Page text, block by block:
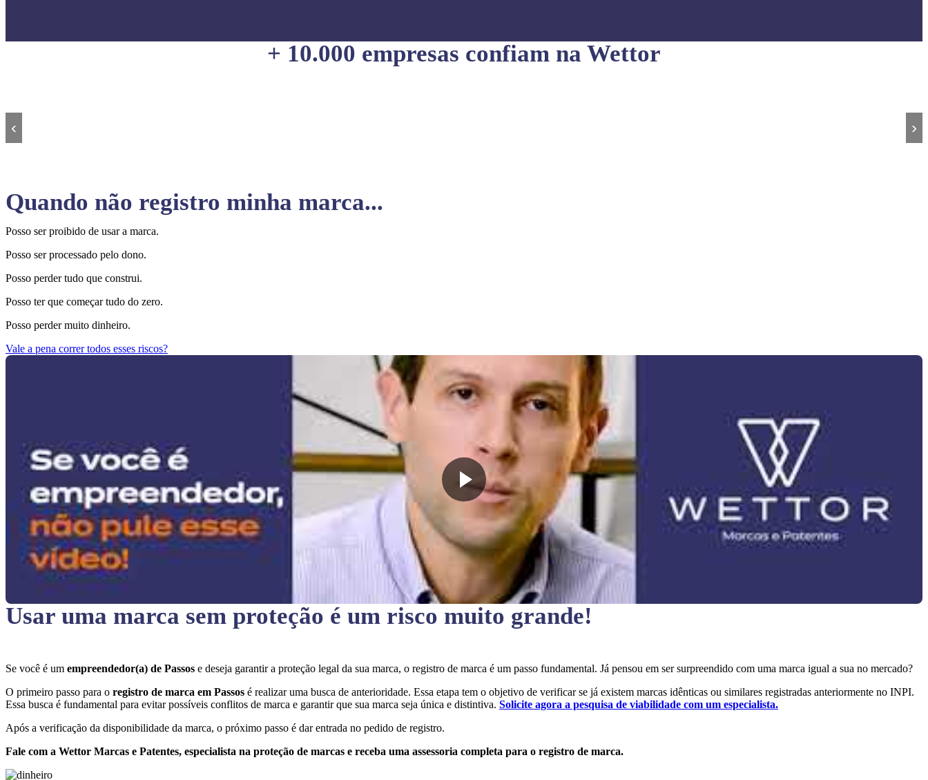
+ 10.000 empresas confiam na Wettor
‹ ›
Quando não registro minha marca...
Posso ser proibido de usar a marca.
Posso ser processado pelo dono.
Posso perder tudo que construi.
Posso ter que começar tudo do zero.
Posso perder muito dinheiro.
Vale a pena correr todos esses riscos?
Usar uma marca sem proteção é um risco muito grande!
Se você é um empreendedor(a) de Passos e deseja garantir a proteção legal da sua marca, o registro de marca é um passo fundamental. Já pensou em ser surpreendido com uma marca igual a sua no mercado?
O primeiro passo para o registro de marca em Passos é realizar uma busca de anterioridade. Essa etapa tem o objetivo de verificar se já existem marcas idênticas ou similares registradas anteriormente no INPI.
Essa busca é fundamental para evitar possíveis conflitos de marca e garantir que sua marca seja única e distintiva. Solicite agora a pesquisa de viabilidade com um especialista.
Após a verificação da disponibilidade da marca, o próximo passo é dar entrada no pedido de registro.
Fale com a Wettor Marcas e Patentes, especialista na proteção de marcas e receba uma assessoria completa para o registro de marca.